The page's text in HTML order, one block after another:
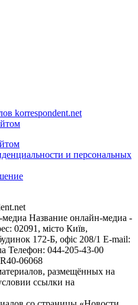
korrespondent.net
и персональных
Название онлайн-медиа -
02091, місто Київ,
172-Б, офіс 208/1 E-mail:
Телефон: 044-205-43-00
06068
размещённых на
ссылки на